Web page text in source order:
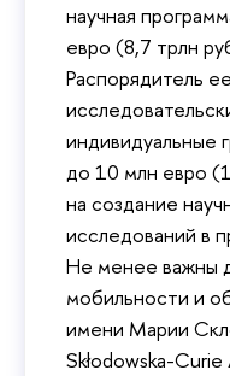
научная
евро (8,7 трлн
Распорядитель
индивидуальные
до 10 млн евро
на создание
исследований в
Не менее важны
мобильности и
имени Марии
Skłodowska-